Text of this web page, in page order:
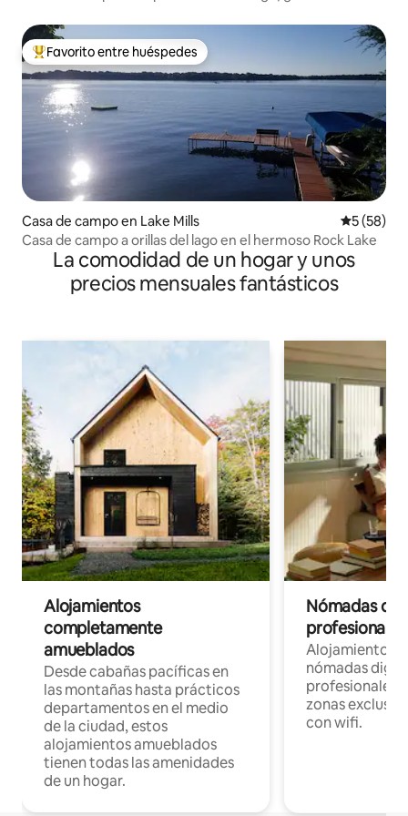
De los mejores en Favorito entre huéspedes
Favorito entre huéspedes
Casa de campo en Lake Mills
5 (58)
Casa de campo a orillas del lago en el hermoso Rock Lake
La comodidad de un hogar y unos
precios mensuales fantásticos
Alojamientos
completamente
amueblados
Desde cabañas pacíficas en
las montañas hasta prácticos
departamentos en el medio
de la ciudad, estos
alojamientos amueblados
tienen todas las amenidades
de un hogar.
Nómadas
Alojamientos
nómadas
profesionales
zonas
con wifi.